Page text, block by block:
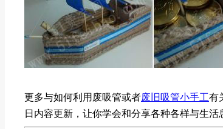
更多与如何利用废吸管或者废旧吸管小手工有
日内容更新，让你学会和分享各种各样与生活